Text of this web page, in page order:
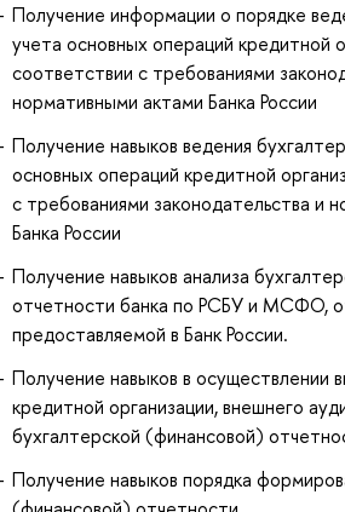
Получение информации о порядке
учета основных операций кредитной
соответствии с требованиями
нормативными актами Банка России
Получение навыков ведения
основных операций кредитной
с требованиями законодательства и
Банка России
Получение навыков анализа
отчетности банка по РСБУ и МСФО,
предоставляемой в Банк России.
Получение навыков в осуществлении
кредитной организации, внешнего
бухгалтерской (финансовой)
Получение навыков порядка